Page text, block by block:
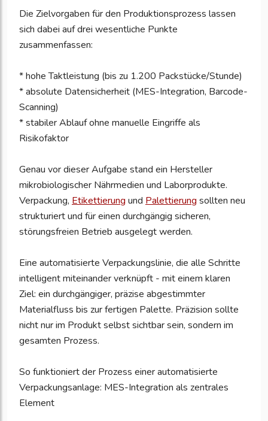
Die Zielvorgaben für den Produktionsprozess lassen
sich dabei auf drei wesentliche Punkte
zusammenfassen:
* hohe Taktleistung (bis zu 1.200 Packstücke/Stunde)
* absolute Datensicherheit (MES-Integration, Barcode-
Scanning)
* stabiler Ablauf ohne manuelle Eingriffe als
Risikofaktor
Genau vor dieser Aufgabe stand ein Hersteller
mikrobiologischer Nährmedien und Laborprodukte.
Verpackung, Etikettierung und Palettierung sollten neu
strukturiert und für einen durchgängig sicheren,
störungsfreien Betrieb ausgelegt werden.
Eine automatisierte Verpackungslinie, die alle Schritte
intelligent miteinander verknüpft - mit einem klaren
Ziel: ein durchgängiger, präzise abgestimmter
Materialfluss bis zur fertigen Palette. Präzision sollte
nicht nur im Produkt selbst sichtbar sein, sondern im
gesamten Prozess.
So funktioniert der Prozess einer automatisierte
Verpackungsanlage: MES-Integration als zentrales
Element